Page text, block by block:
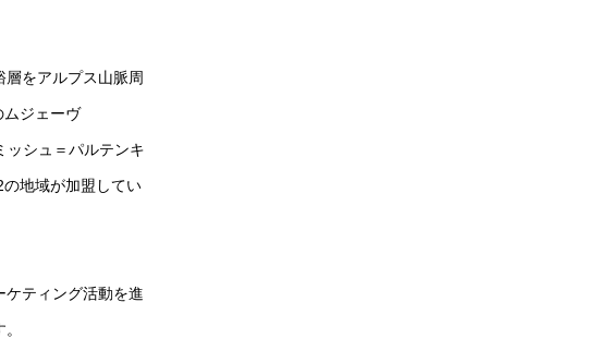
をアルプス山脈周
ジェーヴ
ッシュ＝パルテンキ
地域が加盟してい
ケティング活動を進